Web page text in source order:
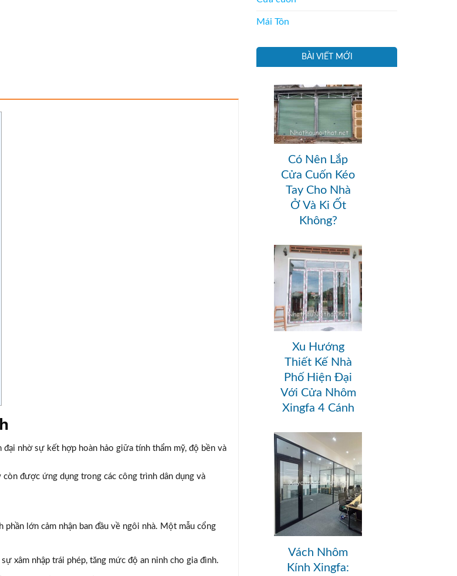
Mái Tôn
BÀI VIẾT MỚI
Có Nên Lắp
Cửa Cuốn Kéo
Tay Cho Nhà
Ở Và Ki Ốt
Không?
Xu Hướng
Thiết Kế Nhà
Phố Hiện Đại
Với Cửa Nhôm
Xingfa 4 Cánh
Vách Nhôm
Kính Xingfa:
nhờ sự kết hợp hoàn hảo giữa tính thẩm mỹ, độ bền và
được ứng dụng trong các công trình dân dụng và
phần lớn cảm nhận ban đầu về ngôi nhà. Một mẫu cổng
xâm nhập trái phép, tăng mức độ an ninh cho gia đình.